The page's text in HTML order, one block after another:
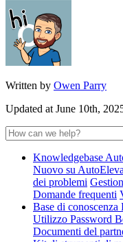
Written by Owen Parry
Updated at June 10th,
Knowledgebase
Nuovo su
dei problemi
Domande frequenti
Base di conoscenza
Utilizzo Password
Documenti del